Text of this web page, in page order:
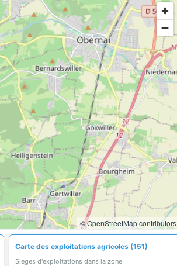
© OpenStreetMap contributors
Carte des exploitations agricoles (151)
Sieges d'exploitations dans la zone